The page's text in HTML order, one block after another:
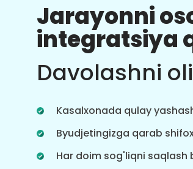
Jarayonni
integratsiya
Davolashni
Kasalxonada qulay
Byudjetingizga qarab
Har doim sog'liqni
Bizning afzalliklarimiz
Davolanishdan
keyingikuzatuv
parvarishi
muammolaringizni hal qilish uchun
24x7 tibbiy va bemorlarni qo'llab-
quvvatlang. Davolanish
haqida muntazam yangilanishlar.